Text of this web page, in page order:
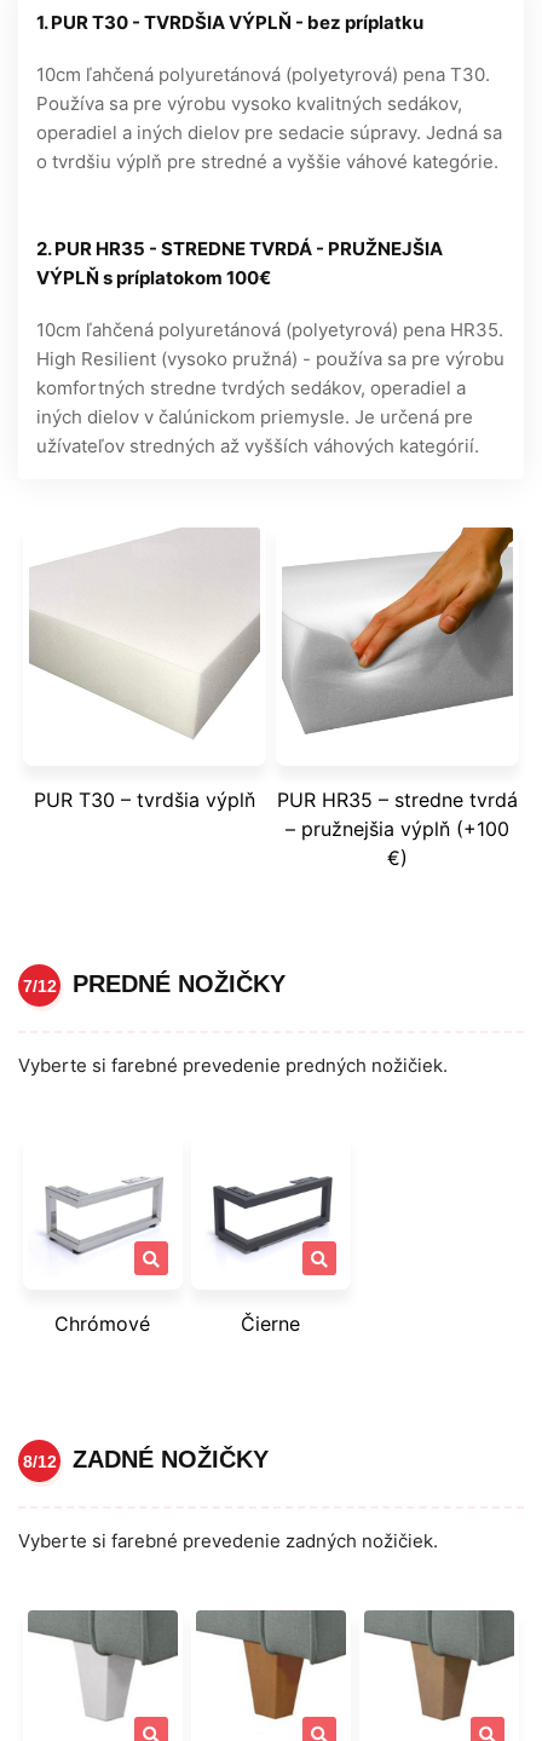
1. PUR T30 - TVRDŠIA VÝPLŇ - bez príplatku
10cm ľahčená polyuretánová (polyetyrová) pena T30.
Používa sa pre výrobu vysoko kvalitných sedákov,
operadiel a iných dielov pre sedacie súpravy. Jedná sa
o tvrdšiu výplň pre stredné a vyššie váhové kategórie.
2. PUR HR35 - STREDNE TVRDÁ - PRUŽNEJŠIA
VÝPLŇ s príplatokom 100€
10cm ľahčená polyuretánová (polyetyrová) pena HR35.
High Resilient (vysoko pružná) - používa sa pre výrobu
komfortných stredne tvrdých sedákov, operadiel a
iných dielov v čalúnickom priemysle. Je určená pre
užívateľov stredných až vyšších váhových kategórií.
PUR T30 – tvrdšia výplň
PUR HR35 – stredne tvrdá
– pružnejšia výplň (+100
€)
7/12 PREDNÉ NOŽIČKY
Vyberte si farebné prevedenie predných nožičiek.
Chrómové Čierne
8/12 ZADNÉ NOŽIČKY
Vyberte si farebné prevedenie zadných nožičiek.